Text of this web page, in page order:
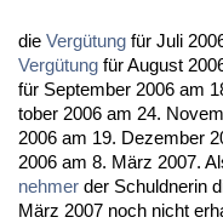
die Vergütung für Ju­li
Vergütung für Au­gust
für Sep­tem­ber 2006 am
to­ber 2006 am 24.
2006 am 19. De­zem­ber
2006 am 8. März 2007.
neh­mer der Schuld­ne­rin
März 2007 noch nicht